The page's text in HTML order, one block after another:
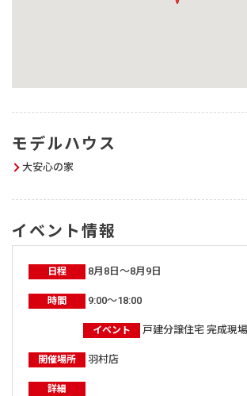
モデルハウス
大安心の家
イベント情報
日程 8月8日～8月9日
時間 9:00～18:00
イベント 戸建分譲住宅 完成現
開催場所 羽村店
詳細